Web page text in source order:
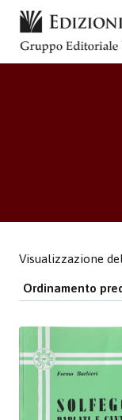
Salta
contenuto
Visualizzazione